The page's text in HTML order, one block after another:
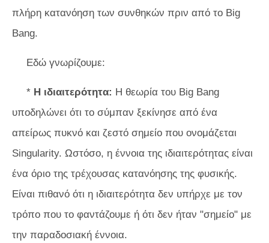
πλήρη κατανόηση των συνθηκών πριν από το Big
Bang.
Εδώ γνωρίζουμε:
* Η ιδιαιτερότητα: Η θεωρία του Big Bang
υποδηλώνει ότι το σύμπαν ξεκίνησε από ένα
απείρως πυκνό και ζεστό σημείο που ονομάζεται
Singularity. Ωστόσο, η έννοια της ιδιαιτερότητας είναι
ένα όριο της τρέχουσας κατανόησης της φυσικής.
Είναι πιθανό ότι η ιδιαιτερότητα δεν υπήρχε με τον
τρόπο που το φαντάζουμε ή ότι δεν ήταν "σημείο" με
την παραδοσιακή έννοια.